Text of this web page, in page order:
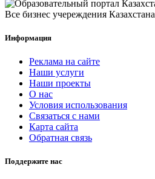
Все бизнес учереждения Казахстана
Информация
Реклама на сайте
Наши услуги
Наши проекты
О нас
Условия использования
Связаться с нами
Карта сайта
Обратная связь
Поддержите нас